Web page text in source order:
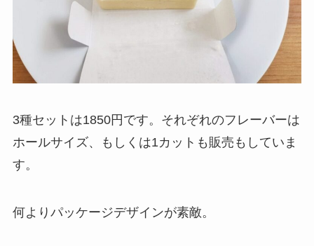
3種セットは1850円です。それぞれのフレーバーは
ホールサイズ、もしくは1カットも販売もしていま
す。
何よりパッケージデザインが素敵。